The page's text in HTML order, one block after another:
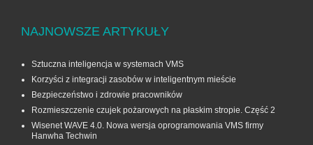
NAJNOWSZE ARTYKUŁY
Sztuczna inteligencja w systemach VMS
Korzyści z integracji zasobów w inteligentnym mieście
Bezpieczeństwo i zdrowie pracowników
Rozmieszczenie czujek pożarowych na płaskim stropie. Część 2
Wisenet WAVE 4.0. Nowa wersja oprogramowania VMS firmy
Hanwha Techwin